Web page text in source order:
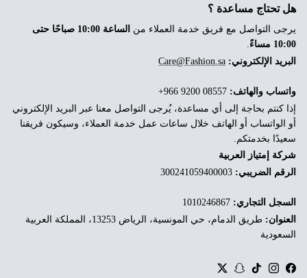
هل تحتاج مساعدة ؟
يرجى التواصل مع فريق خدمة العملاء من
الساعة 10:00 صباحًا حتى
10:00 مساءً
البريد الإلكتروني: Care@Fashion.sa
واتساب والهاتف:
إذا كنتم بحاجة إلى أي مساعدة، يُرجى التواصل معنا عبر البريد الإلكتروني
أو الواتساب أو الهاتف خلال ساعات عمل خدمة العملاء، وسيكون فريقنا
سعيدًا بخدمتكم.
شركة إمتياز العربية
الرقم الضريبي:
السجل التجاري:
العنوان:
طريق الدمام، حي المونسية، الرياض 13253، المملكة العربية
السعودية
Facebook
Instagram
TikTok
Snapchat
Twitter